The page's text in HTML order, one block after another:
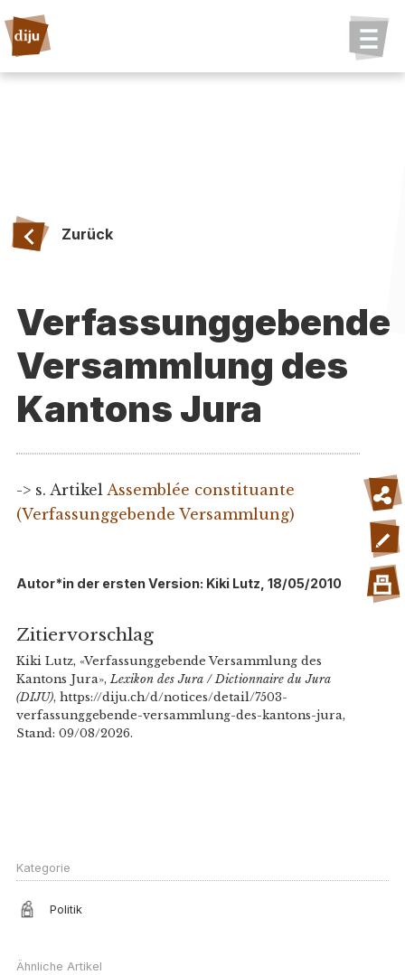
Zurück
Verfassunggebende
Versammlung des
Kantons Jura
-> s. Artikel Assemblée constituante
(Verfassunggebende Versammlung)
Autor*in der ersten Version: Kiki Lutz, 18/05/2010
Zitiervorschlag
Kiki Lutz, «Verfassunggebende Versammlung des
Kantons Jura», Lexikon des Jura / Dictionnaire du Jura
(DIJU), https://diju.ch/d/notices/detail/7503-
verfassunggebende-versammlung-des-kantons-jura,
Stand: 09/08/2026.
Kategorie
Politik
Ähnliche Artikel